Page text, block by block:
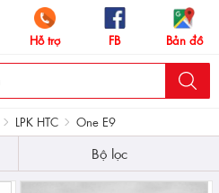
Hỗ trợ
FB Bản đồ
LPK HTC One E9
Bộ lọc